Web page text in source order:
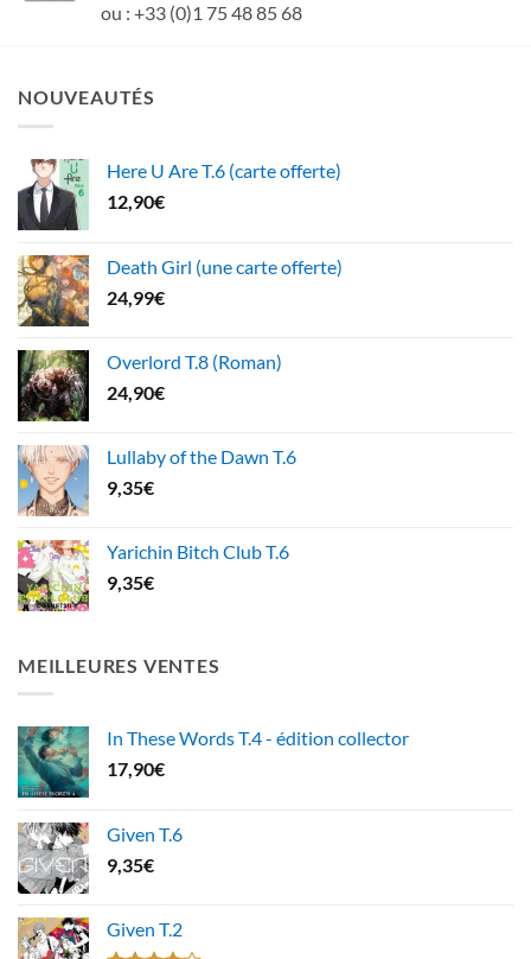
ou : +33 (0)1 75 48 85 68
NOUVEAUTÉS
Here U Are T.6 (carte offerte)
12,90€
Death Girl (une carte offerte)
24,99€
Overlord T.8 (Roman)
24,90€
Lullaby of the Dawn T.6
9,35€
Yarichin Bitch Club T.6
9,35€
MEILLEURES VENTES
In These Words T.4 - édition collector
17,90€
Given T.6
9,35€
Given T.2